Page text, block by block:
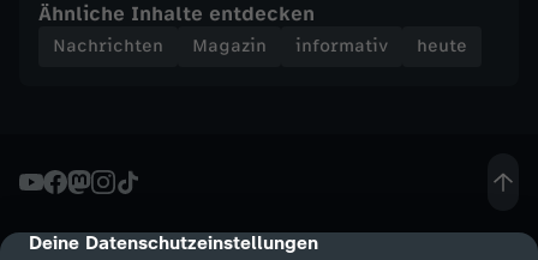
cmp-dialog-description
Deine Datenschutzeinstellungen
S
n
d
Ähnliche Inhalte entdecken
Nachrichten Magazin informativ heute